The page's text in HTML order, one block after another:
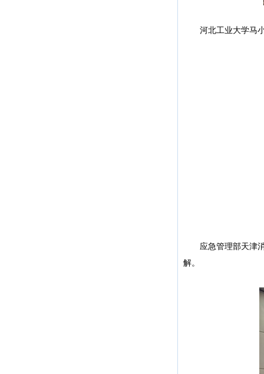
河北工业大学马小
应急管理部天津消
解。